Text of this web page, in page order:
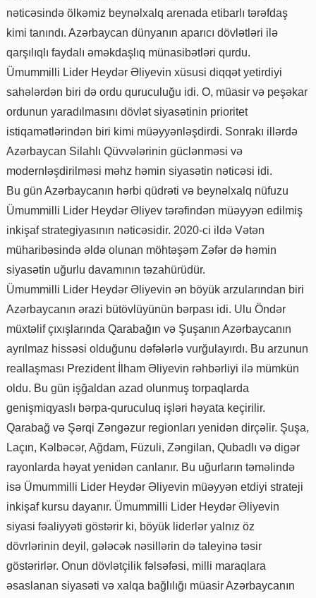
nəticəsində ölkəmiz beynəlxalq arenada etibarlı tərəfdaş
kimi tanındı. Azərbaycan dünyanın aparıcı dövlətləri ilə
qarşılıqlı faydalı əməkdaşlıq münasibətləri qurdu.
Ümummilli Lider Heydər Əliyevin xüsusi diqqət yetirdiyi
sahələrdən biri də ordu quruculuğu idi. O, müasir və peşəkar
ordunun yaradılmasını dövlət siyasətinin prioritet
istiqamətlərindən biri kimi müəyyənləşdirdi. Sonrakı illərdə
Azərbaycan Silahlı Qüvvələrinin güclənməsi və
modernləşdirilməsi məhz həmin siyasətin nəticəsi idi.
Bu gün Azərbaycanın hərbi qüdrəti və beynəlxalq nüfuzu
Ümummilli Lider Heydər Əliyev tərəfindən müəyyən edilmiş
inkişaf strategiyasının nəticəsidir. 2020-ci ildə Vətən
müharibəsində əldə olunan möhtəşəm Zəfər də həmin
siyasətin uğurlu davamının təzahürüdür.
Ümummilli Lider Heydər Əliyevin ən böyük arzularından biri
Azərbaycanın ərazi bütövlüyünün bərpası idi. Ulu Öndər
müxtəlif çıxışlarında Qarabağın və Şuşanın Azərbaycanın
ayrılmaz hissəsi olduğunu dəfələrlə vurğulayırdı. Bu arzunun
reallaşması Prezident İlham Əliyevin rəhbərliyi ilə mümkün
oldu. Bu gün işğaldan azad olunmuş torpaqlarda
genişmiqyaslı bərpa-quruculuq işləri həyata keçirilir.
Qarabağ və Şərqi Zəngəzur regionları yenidən dirçəlir. Şuşa,
Laçın, Kəlbəcər, Ağdam, Füzuli, Zəngilan, Qubadlı və digər
rayonlarda həyat yenidən canlanır. Bu uğurların təməlində
isə Ümummilli Lider Heydər Əliyevin müəyyən etdiyi strateji
inkişaf kursu dayanır. Ümummilli Lider Heydər Əliyevin
siyasi fəaliyyəti göstərir ki, böyük liderlər yalnız öz
dövrlərinin deyil, gələcək nəsillərin də taleyinə təsir
göstərirlər. Onun dövlətçilik fəlsəfəsi, milli maraqlara
əsaslanan siyasəti və xalqa bağlılığı müasir Azərbaycanın